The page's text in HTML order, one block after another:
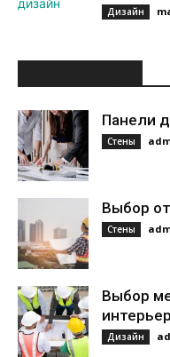
Дизайн
Панели
Стены
Выбор
Стены
Выбор
Дизайн